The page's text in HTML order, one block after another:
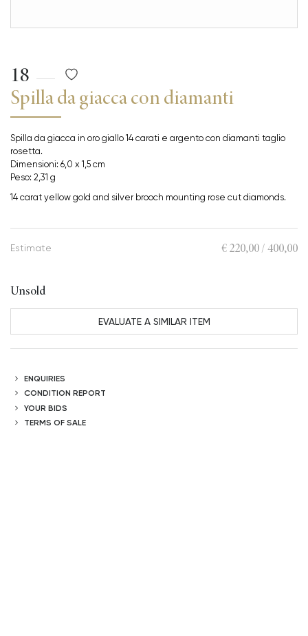
18
Spilla da giacca con diamanti
Spilla da giacca in oro giallo 14 carati e argento con diamanti taglio
rosetta.
Dimensioni: 6,0 x 1,5 cm
Peso: 2,31 g
14 carat yellow gold and silver brooch mounting rose cut diamonds.
€ 220,00 / 400,00
Estimate
Unsold
EVALUATE A SIMILAR ITEM
ENQUIRIES
CONDITION REPORT
YOUR BIDS
TERMS OF SALE